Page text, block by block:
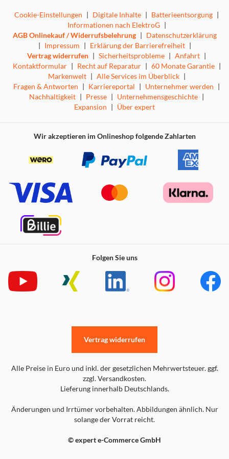
Cookie-Einstellungen | Digitale Inhalte | Batterieentsorgung |
Informationen nach ElektroG |
AGB Onlinekauf / Widerrufsbelehrung | Datenschutzerklärung
| Impressum | Erklärung der Barrierefreiheit |
Vertrag widerrufen | Sicherheitsprobleme | Anfahrt |
Kontaktformular | Recht auf Reparatur | 60 Monate Garantie |
Markenwelt | Alle Services im Überblick |
Fragen & Antworten | Karriereportal | Unternehmer werden |
Nachhaltigkeit | Presse | Unternehmensgeschichte |
Expansion | Über expert
Wir akzeptieren im Onlineshop folgende Zahlarten
Folgen Sie uns
Alle Preise in Euro und inkl. der gesetzlichen Mehrwertsteuer. ggf.
zzgl. Versandkosten.
Lieferung innerhalb Deutschlands.
Änderungen und Irrtümer vorbehalten. Abbildungen ähnlich. Nur
solange der Vorrat reicht.
© expert e-Commerce GmbH
Vertrag widerrufen